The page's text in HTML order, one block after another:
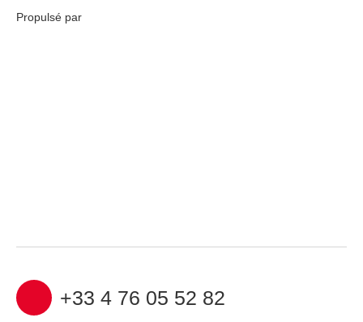
Propulsé par
+33 4 76 05 52 82